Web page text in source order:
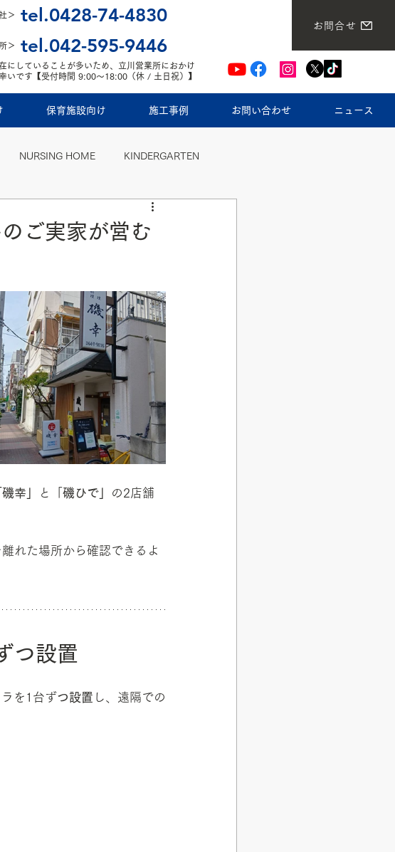
＞ tel.0428-74-4830
＞ tel.042-595-9446
にしていることが多いため、立川営業所におかけ
いです【受付時間 9:00～18:00（休 / 土日祝）】
お問合せ
保育施設向け 施工事例 お問い合わせ ニュース
NURSING HOME KINDERGARTEN
ご実家が営む
幸」 と「 磯ひで」
の2店舗
れた場所から確認できるよ
つ設置
を1台ずつ設置 し、遠隔での